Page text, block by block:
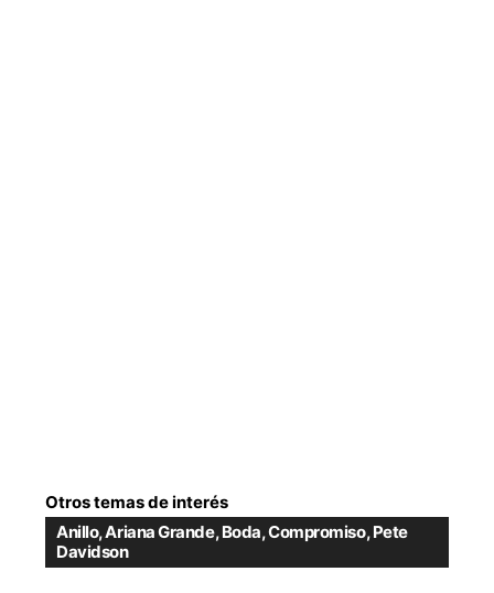
Otros temas de interés
Anillo,Ariana Grande,Boda,Compromiso,Pete
Davidson